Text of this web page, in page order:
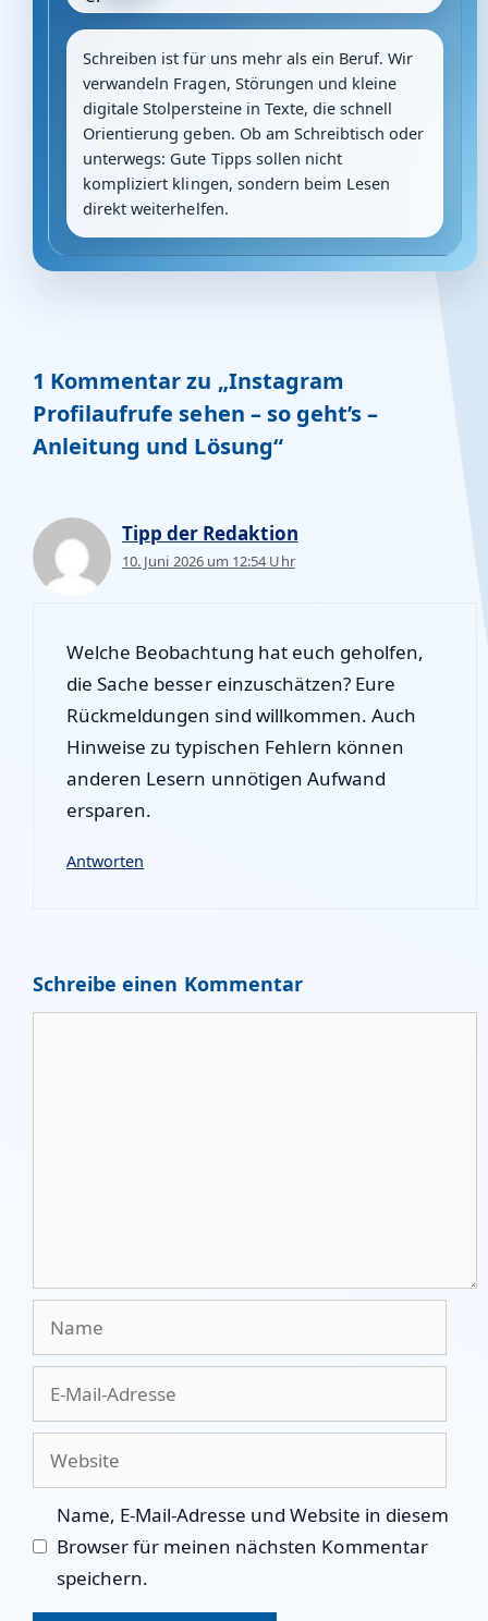
Schreiben ist für uns mehr als ein Beruf. Wir
verwandeln Fragen, Störungen und kleine
digitale Stolpersteine in Texte, die schnell
Orientierung geben. Ob am Schreibtisch oder
unterwegs: Gute Tipps sollen nicht
kompliziert klingen, sondern beim Lesen
direkt weiterhelfen.
1 Kommentar zu „Instagram
Profilaufrufe sehen – so geht’s –
Anleitung und Lösung“
Tipp der Redaktion
10. Juni 2026 um 12:54 Uhr
Welche Beobachtung hat euch geholfen,
die Sache besser einzuschätzen? Eure
Rückmeldungen sind willkommen. Auch
Hinweise zu typischen Fehlern können
anderen Lesern unnötigen Aufwand
ersparen.
Antworten
Schreibe einen Kommentar
Name, E-Mail-Adresse und Website in diesem
Browser für meinen nächsten Kommentar
speichern.